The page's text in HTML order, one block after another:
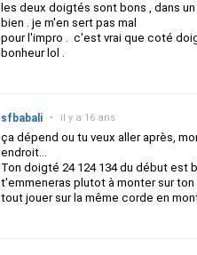
les deux doigtés sont bons , dans
bien . je m'en sert pas mal
pour l'impro . c'est vrai que coté
bonheur lol .
sfbabali • il y a 16 ans
ça dépend ou tu veux aller après,
endroit...
Ton doigté 24 124 134 du début est
t'emmeneras plutot à monter sur
tout jouer sur la même corde en